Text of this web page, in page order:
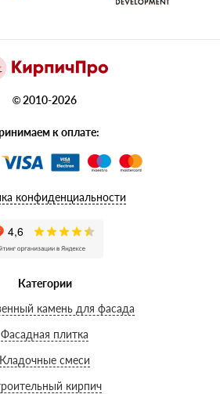
© 2010-2026
к оплате:
конфиденциальности
Категории
камень для фасада
Фасадная плитка
Кладочные смеси
кирпич